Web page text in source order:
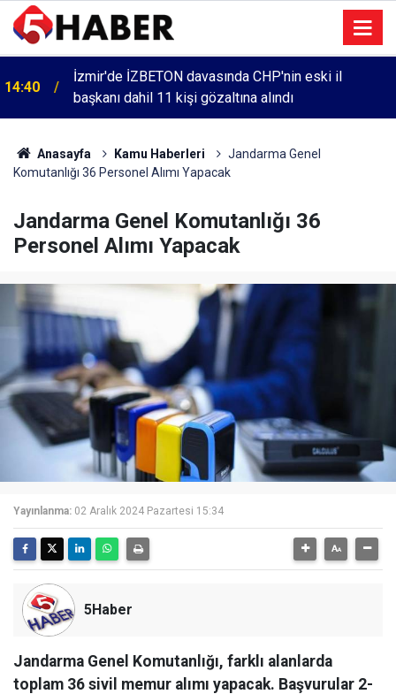
14:40
İzmir'de İZBETON davasında CHP'nin eski il
başkanı dahil 11 kişi gözaltına alındı
Anasayfa Kamu Haberleri
Jandarma Genel
Komutanlığı 36 Personel Alımı Yapacak
Jandarma Genel Komutanlığı 36
Personel Alımı Yapacak
Yayınlanma: 02 Aralık 2024 Pazartesi 15:34
5Haber
Jandarma Genel Komutanlığı, farklı alanlarda
toplam 36 sivil memur alımı yapacak. Başvurular 2-